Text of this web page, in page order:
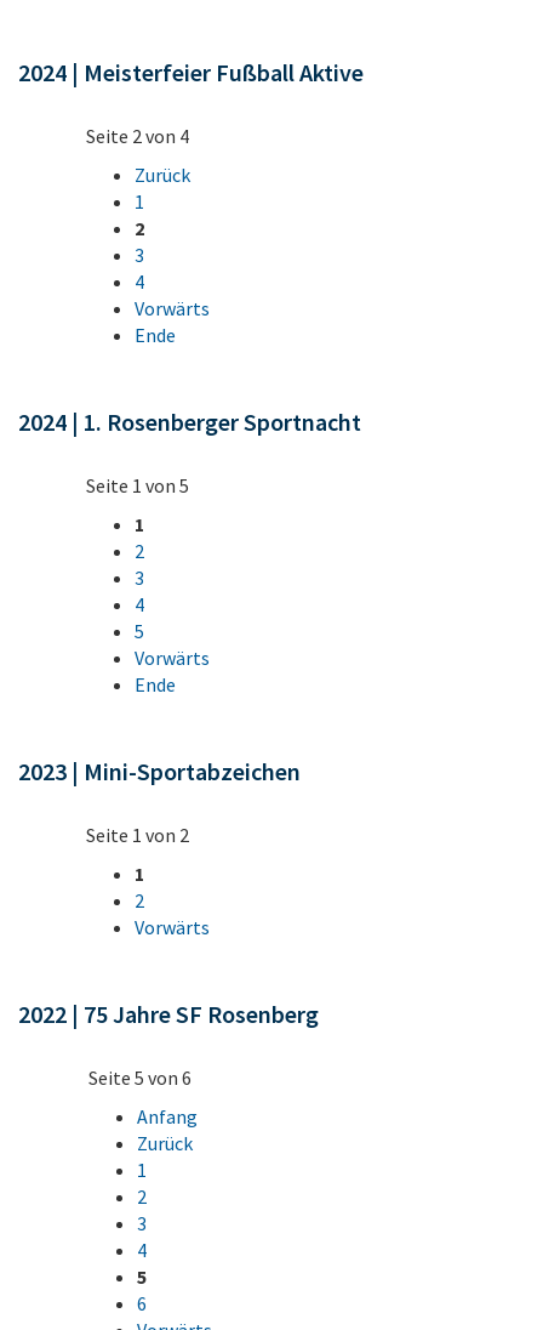
2024 | Meisterfeier Fußball Aktive
Seite 2 von 4
Zurück
1
2
3
4
Vorwärts
Ende
2024 | 1. Rosenberger Sportnacht
Seite 1 von 5
1
2
3
4
5
Vorwärts
Ende
2023 | Mini-Sportabzeichen
Seite 1 von 2
1
2
Vorwärts
2022 | 75 Jahre SF Rosenberg
Seite 5 von 6
Anfang
Zurück
1
2
3
4
5
6